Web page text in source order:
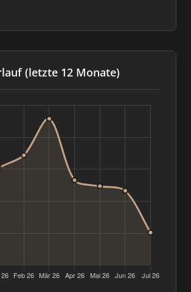
(letzte 12 Monate)